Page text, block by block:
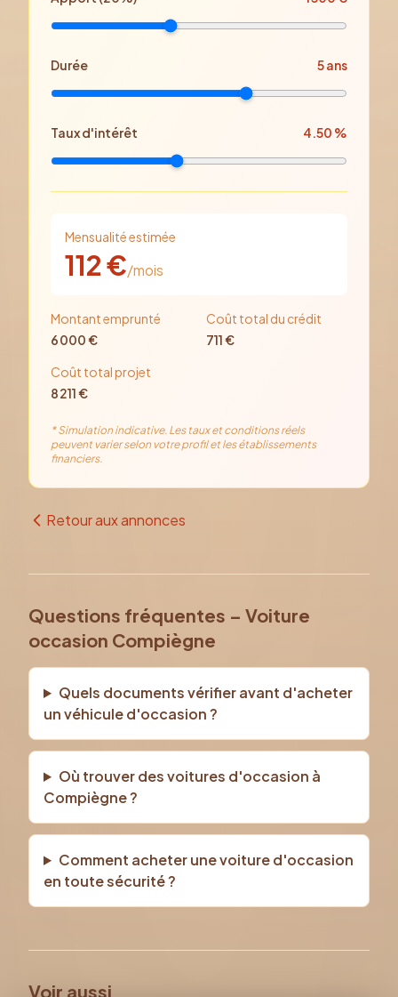
Durée 5ans
Taux d'intérêt 4.50 %
Mensualité estimée
112€/mois
Montant emprunté
6 000€
Coût total du crédit
711€
Coût total projet
8 211€
* Simulation indicative. Les taux et conditions réels
peuvent varier selon votre profil et les établissements
financiers.
Retour aux annonces
Questions fréquentes – Voiture
occasion Compiègne
Quels documents vérifier avant d'acheter
un véhicule d'occasion ?
Où trouver des voitures d'occasion à
Compiègne ?
Comment acheter une voiture d'occasion
en toute sécurité ?
Voir aussi